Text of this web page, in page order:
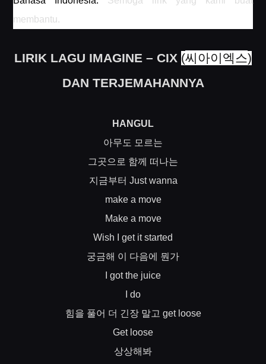
membantu.
LIRIK LAGU IMAGINE – CIX (씨아이엑스)
DAN TERJEMAHANNYA
HANGUL
아무도 모르는
그곳으로 함께 떠나는
지금부터 Just wanna
make a move
Make a move
Wish I get it started
궁금해 이 다음에 뭔가
I got the juice
I do
힘을 풀어 더 긴장 말고 get loose
Get loose
상상해봐